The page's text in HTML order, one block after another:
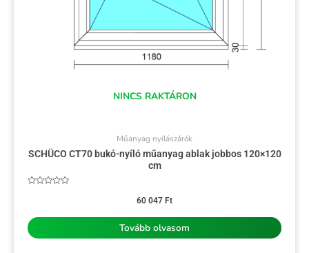
NINCS RAKTÁRON
Műanyag nyílászárók
SCHÜCO CT70 bukó-nyíló műanyag ablak jobbos 120×120
cm
60 047 Ft
Tovább olvasom